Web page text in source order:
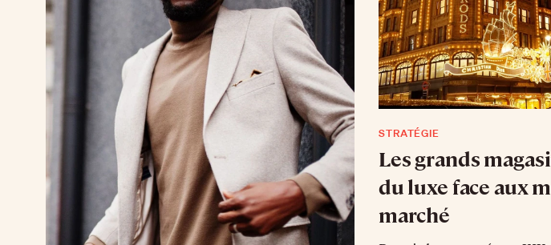
STRATÉGIE
Les grands
du luxe face aux
marché